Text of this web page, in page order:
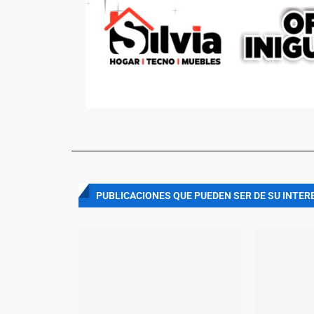
PUBLICACIONES QUE PUEDEN SER DE SU